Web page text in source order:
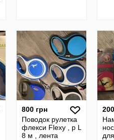
800 грн
Поводок рулетка
флекси Flexy , р L
8 м , лента